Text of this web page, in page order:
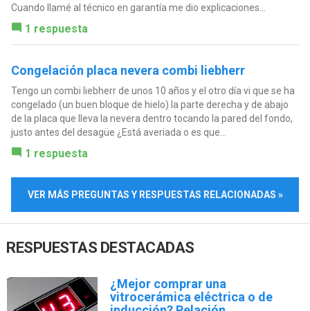
Cuando llamé al técnico en garantía me dio explicaciones...
1 respuesta
Congelación placa nevera combi liebherr
Tengo un combi liebherr de unos 10 años y el otro día vi que se ha
congelado (un buen bloque de hielo) la parte derecha y de abajo
de la placa que lleva la nevera dentro tocando la pared del fondo,
justo antes del desagüe ¿Está averiada o es que...
1 respuesta
VER MÁS PREGUNTAS Y RESPUESTAS RELACIONADAS »
RESPUESTAS DESTACADAS
¿Mejor comprar una
vitrocerámica eléctrica o de